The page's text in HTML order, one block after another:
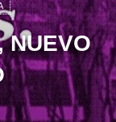
NUEVO